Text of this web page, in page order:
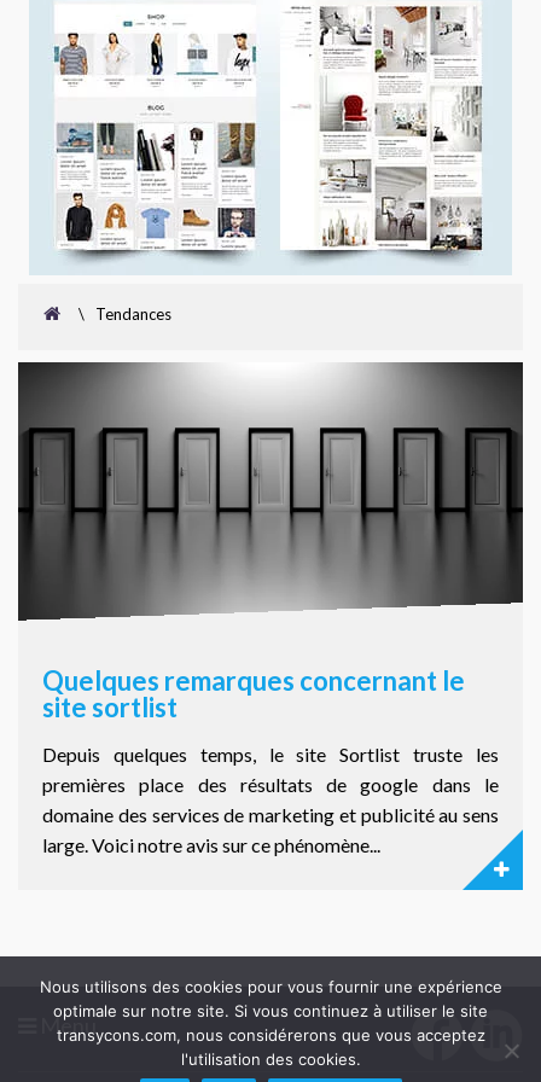
\ Tendances
Quelques remarques concernant le
site sortlist
Depuis quelques temps, le site Sortlist truste les
premières place des résultats de google dans le
domaine des services de marketing et publicité au sens
large. Voici notre avis sur ce phénomène...
Menu
Nous utilisons des cookies pour vous fournir une expérience
optimale sur notre site. Si vous continuez à utiliser le site
transycons.com, nous considérerons que vous acceptez
l'utilisation des cookies.